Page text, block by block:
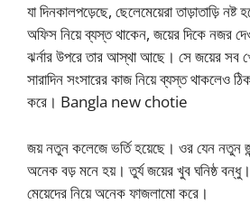
যা দিনকালপড়েছে, ছেলেমেয়েরা তাড়াতাড়ি নষ্ট
অফিস নিয়ে ব্যস্ত থাকেন, জয়ের দিকে নজর
ঝর্নার উপরে তার আস্থা আছে। সে জয়ের সব
সারাদিন সংসারের কাজ নিয়ে ব্যস্ত থাকলেও
করে। Bangla new chotie
জয় নতুন কলেজে ভর্তি হয়েছে। ওর যেন নতুন
অনেক বড় মনে হয়। তুর্য জয়ের খুব ঘনিষ্ঠ
মেয়েদের নিয়ে অনেক ফাজলামো করে।